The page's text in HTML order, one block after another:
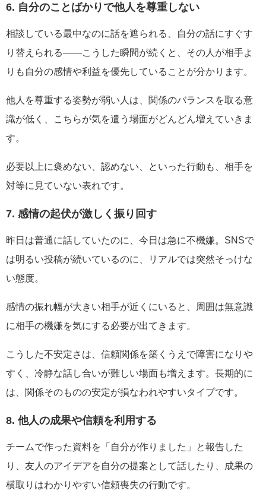
6. 自分のことばかりで他人を尊重しない
相談している最中なのに話を遮られる、自分の話にすぐす
り替えられる――こうした瞬間が続くと、その人が相手よ
りも自分の感情や利益を優先していることが分かります。
他人を尊重する姿勢が弱い人は、関係のバランスを取る意
識が低く、こちらが気を遣う場面がどんどん増えていきま
す。
必要以上に褒めない、認めない、といった行動も、相手を
対等に見ていない表れです。
7. 感情の起伏が激しく振り回す
昨日は普通に話していたのに、今日は急に不機嫌。SNSで
は明るい投稿が続いているのに、リアルでは突然そっけな
い態度。
感情の振れ幅が大きい相手が近くにいると、周囲は無意識
に相手の機嫌を気にする必要が出てきます。
こうした不安定さは、信頼関係を築くうえで障害になりや
すく、冷静な話し合いが難しい場面も増えます。長期的に
は、関係そのものの安定が損なわれやすいタイプです。
8. 他人の成果や信頼を利用する
チームで作った資料を「自分が作りました」と報告した
り、友人のアイデアを自分の提案として話したり、成果の
横取りはわかりやすい信頼喪失の行動です。